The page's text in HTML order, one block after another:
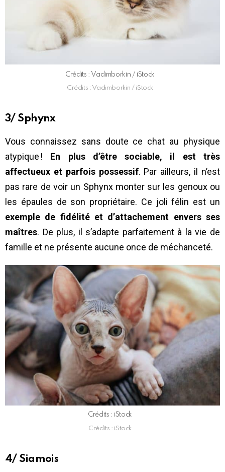
Crédits : Vadimborkin / iStock
Crédits : Vadimborkin / iStock
3/ Sphynx
Vous connaissez sans doute ce chat au physique
atypique ! En plus d’être sociable, il est très
affectueux et parfois possessif. Par ailleurs, il n’est
pas rare de voir un Sphynx monter sur les genoux ou
les épaules de son propriétaire. Ce joli félin est un
exemple de fidélité et d’attachement envers ses
maîtres. De plus, il s’adapte parfaitement à la vie de
famille et ne présente aucune once de méchanceté.
Crédits : iStock
Crédits : iStock
4/ Siamois